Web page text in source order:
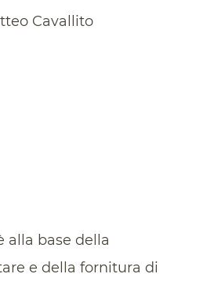
Cavallito
alla base della
e della fornitura di